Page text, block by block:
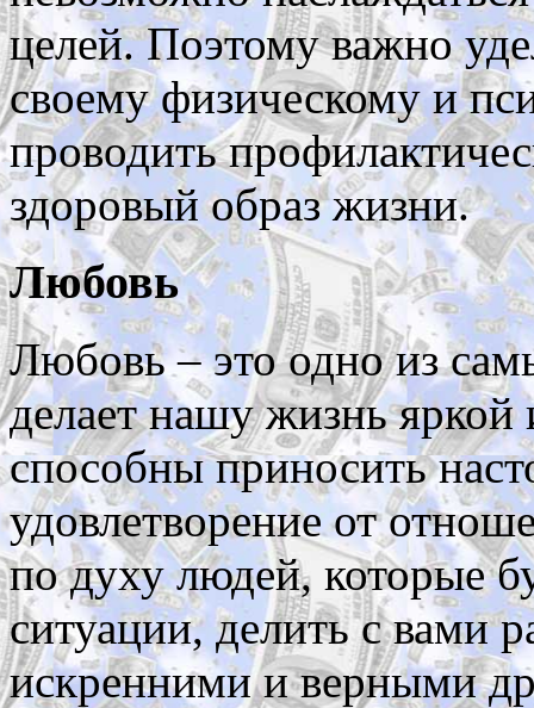
целей. Поэтому важно
своему физическому и
проводить
здоровый образ жизни.
Любовь
Любовь – это одно из
делает нашу жизнь
способны приносить
удовлетворение от
по духу людей, которые
ситуации, делить с вами
искренними и верными